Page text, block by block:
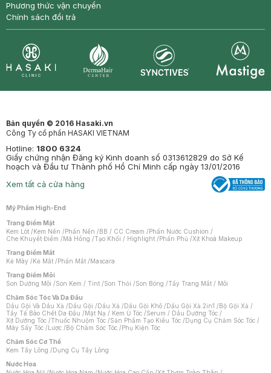
Phương thức vận chuyển
Chính sách đổi trả
Bản quyền © 2016 Hasaki.vn
Công Ty cổ phần HASAKI VIETNAM
Hotline: 1800 6324
Giấy chứng nhận Đăng ký Kinh doanh số 0313612829 do Sở Kế
hoạch và Đầu tư Thành phố Hồ Chí Minh cấp ngày 13/01/2016
Xem tất cả cửa hàng
Mỹ Phẩm High-End
Trang Điểm Mặt
Kem Lót / Kem Nền / Phấn Nền / BB / CC Cream / Phấn Nước Cushion /
Che Khuyết Điểm / Má Hồng /Tạo Khối / Highlight / Phấn Phủ /Xịt Khoá Makeup
Trang Điểm Mắt
Kẻ Mày / Kẻ Mắt / Phấn Mắt / Mascara
Trang Điểm Môi
Son Dưỡng Môi /Son Kem / Tint /Son Thỏi /Son Bóng /Tẩy Trang Mắt / Môi
Chăm Sóc Tóc Và Da Đầu
Dầu Gội Và Dầu Xả / Dầu Gội / Dầu Xả / Dầu Gội Khô / Dầu Gội Xả 2in1 / Bộ Gội Xả /
Tẩy Tế Bào Chết Da Đầu / Mặt Nạ / Kem Ủ Tóc /Serum / Dầu Dưỡng Tóc /
Xịt Dưỡng Tóc /Thuốc Nhuộm Tóc /Sản Phẩm Tạo Kiểu Tóc / Dụng Cụ Chăm Sóc Tóc /
Máy Sấy Tóc / Lược / Bộ Chăm Sóc Tóc / Phụ Kiện Tóc
Chăm Sóc Cơ Thể
Kem Tẩy Lông / Dụng Cụ Tẩy Lông
Nước Hoa